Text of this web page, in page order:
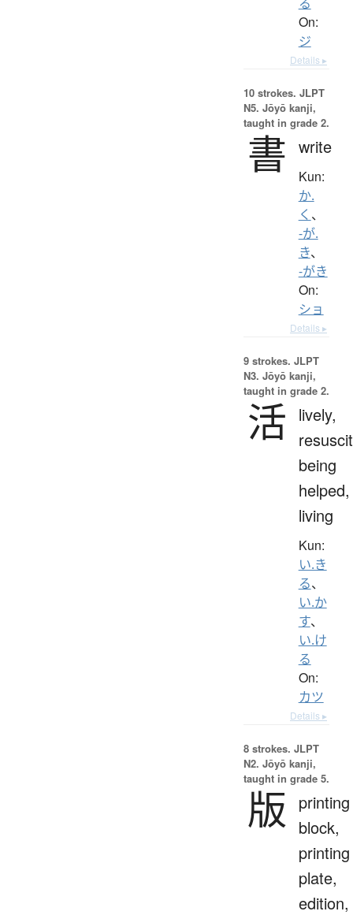
On:
ジ
Details ▸
10 strokes. JLPT
N5. Jōyō kanji,
taught in grade 2.
書 write
Kun:
か.
く 、
-が.
き、
-がき
On:
ショ
Details ▸
9 strokes. JLPT
N3. Jōyō kanji,
taught in grade 2.
活
lively,
being
helped,
living
Kun:
い.き
る、
い.か
す、
い.け
る
On:
カツ
Details ▸
8 strokes. JLPT
N2. Jōyō kanji,
taught in grade 5.
版
printing
block,
printing
plate,
edition,